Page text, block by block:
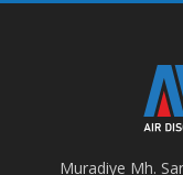
Muradiye Mh.